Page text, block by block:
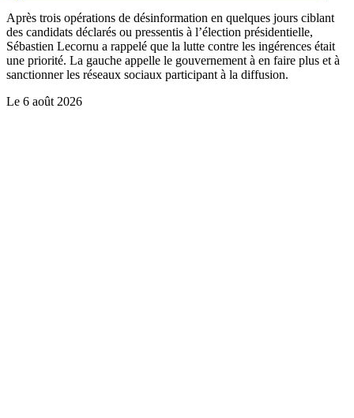
Après trois opérations de désinformation en quelques jours ciblant
des candidats déclarés ou pressentis à l’élection présidentielle,
Sébastien Lecornu a rappelé que la lutte contre les ingérences était
une priorité. La gauche appelle le gouvernement à en faire plus et à
sanctionner les réseaux sociaux participant à la diffusion.
Le 6 août 2026